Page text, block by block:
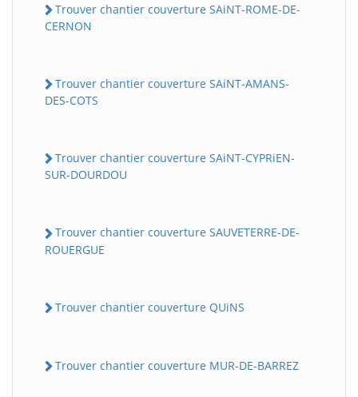
Trouver chantier couverture SAiNT-ROME-DE-
CERNON
Trouver chantier couverture SAiNT-AMANS-
DES-COTS
Trouver chantier couverture SAiNT-CYPRiEN-
SUR-DOURDOU
Trouver chantier couverture SAUVETERRE-DE-
ROUERGUE
Trouver chantier couverture QUiNS
Trouver chantier couverture MUR-DE-BARREZ